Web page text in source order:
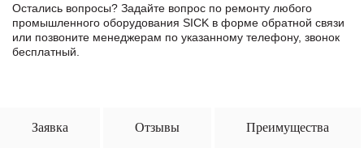
Остались вопросы? Задайте вопрос по ремонту любого
промышленного оборудования SICK в формe обратной связи
или позвоните менеджерам по указанному телефону, звонок
бесплатный.
Заявка Отзывы Преимущества